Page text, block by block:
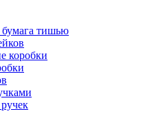
тишью
коробки